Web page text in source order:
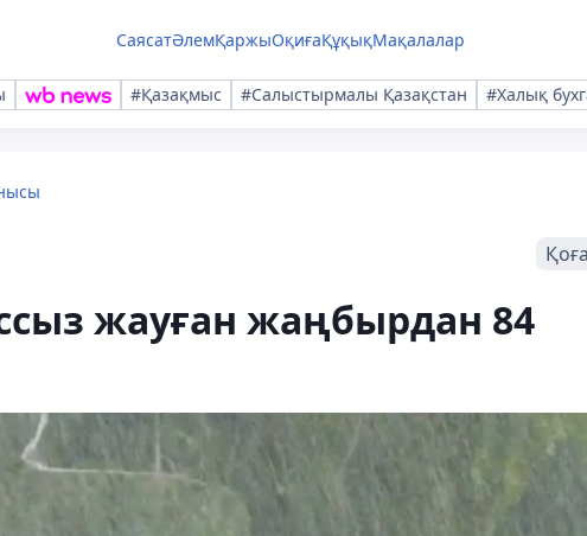
СаясатӘлемҚаржыОқиғаҚұқықМақалалар
#Қазақмыс #Салыстырмалы Қазақстан #Халық
жауған жаңбырдан 84